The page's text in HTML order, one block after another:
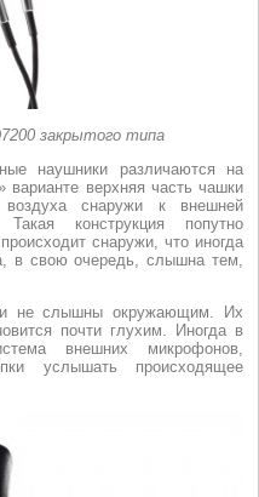
закрытого типа
наушники различаются на
верхняя часть чашки
воздуха снаружи к внешней
конструкция попутно
снаружи, что иногда
в свою очередь, слышна тем,
не слышны окружающим. Их
почти глухим. Иногда в
внешних микрофонов,
услышать происходящее